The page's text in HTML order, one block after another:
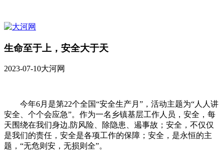
生命至于上，安全大于天
2023-07-10大河网
今年6月是第22个全国“安全生产月”，活动主题为“人人讲
安全、个个会应急”。作为一名乡镇基层工作人员，安全，每
天围绕在我们身边,防风险、除隐患、遏事故；安全，不仅仅
是我们的责任，安全是各项工作的保障；安全，是永恒的主
题，“无危则安，无损则全”。